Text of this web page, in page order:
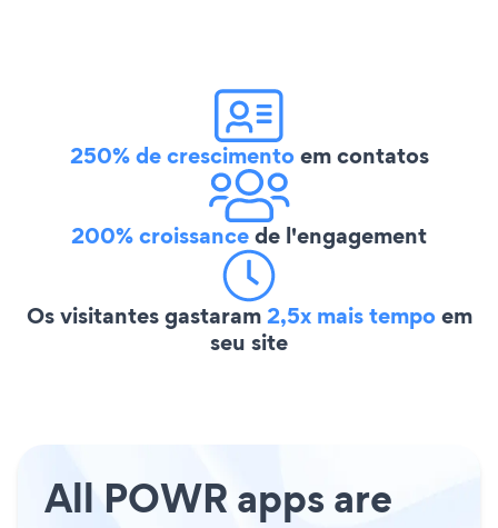
250% de crescimentoem contatos
200% croissancede l'engagement
Os visitantes gastaram2,5x mais tempoem
seu site
All POWR apps are